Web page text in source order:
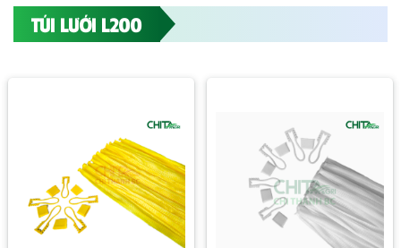
TÚI LƯỚI L200